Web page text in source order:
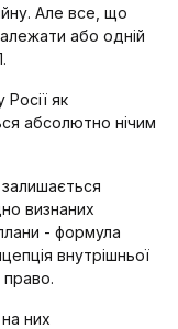
Але все, що
або одній
Росії як
абсолютно нічим
визнаних
- формула
внутрішньої
право.
них